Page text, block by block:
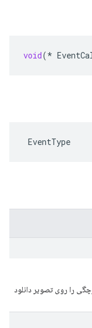
void(*
EventType
را روی تصویر دانلود